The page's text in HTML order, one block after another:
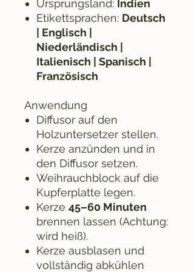
Ursprungsland: Indien
Etikettsprachen: Deutsch
| Englisch |
Niederländisch |
Italienisch | Spanisch |
Französisch
Anwendung
Diffusor auf den
Holzuntersetzer stellen.
Kerze anzünden und in
den Diffusor setzen.
Weihrauchblock auf die
Kupferplatte legen.
Kerze 45–60 Minuten
brennen lassen (Achtung:
wird heiß).
Kerze ausblasen und
vollständig abkühlen